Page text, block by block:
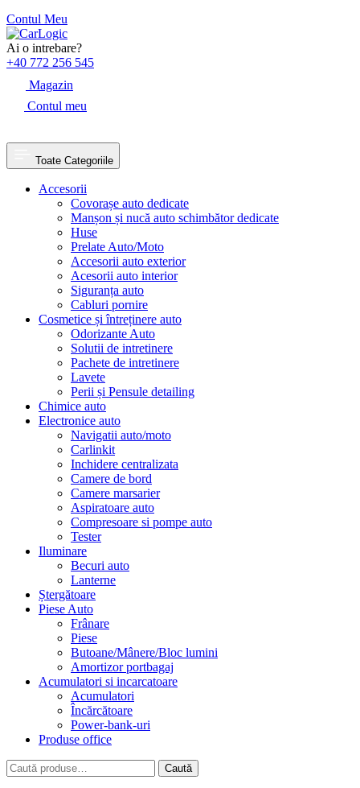
Contul Meu
Skip
to
content
Ai o intrebare?
+40 772 256 545
Magazin
Contul meu
Toate Categoriile
Accesorii
Covorașe auto dedicate
Manșon și nucă auto schimbător dedicate
Huse
Prelate Auto/Moto
Accesorii auto exterior
Acesorii auto interior
Siguranța auto
Cabluri pornire
Cosmetice și întreținere auto
Odorizante Auto
Solutii de intretinere
Pachete de intretinere
Lavete
Perii și Pensule detailing
Chimice auto
Electronice auto
Navigatii auto/moto
Carlinkit
Inchidere centralizata
Camere de bord
Camere marsarier
Aspiratoare auto
Compresoare si pompe auto
Tester
Iluminare
Becuri auto
Lanterne
Ștergătoare
Piese Auto
Frânare
Piese
Butoane/Mânere/Bloc lumini
Amortizor portbagaj
Acumulatori si incarcatoare
Acumulatori
Încărcătoare
Power-bank-uri
Produse office
Caută
după:
Caută